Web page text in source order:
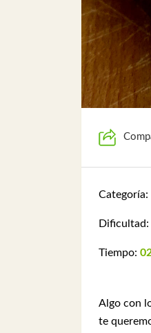
Categoría:
Dificultad:
Tiempo:
Algo con
te